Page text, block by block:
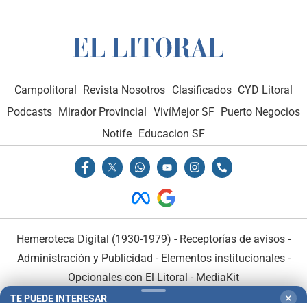
Campolitoral Revista Nosotros Clasificados CYD Litoral
Podcasts Mirador Provincial VivíMejor SF Puerto Negocios
Notife
Educacion SF
Hemeroteca Digital (1930-1979) - Receptorías de avisos -
Administración y Publicidad - Elementos institucionales-
Opcionales con El Litoral - MediaKit
TE PUEDE INTERESAR ✕